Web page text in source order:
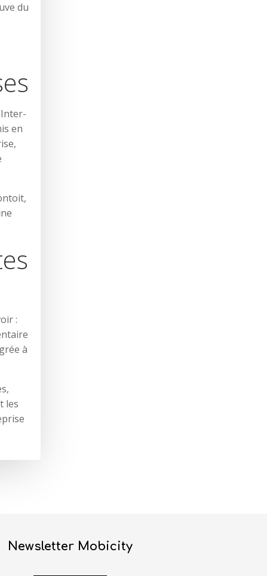
du
en
:
à
les
Newsletter Mobicity